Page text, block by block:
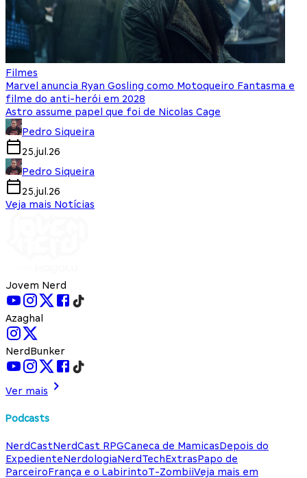
Filmes
Marvel anuncia Ryan Gosling como Motoqueiro Fantasma e
filme do anti-herói em 2028
Astro assume papel que foi de Nicolas Cage
Pedro Siqueira
25.jul.26
Pedro Siqueira
25.jul.26
Veja mais Notícias
Jovem Nerd
Azaghal
NerdBunker
Ver mais
Podcasts
NerdCastNerdCast RPGCaneca de MamicasDepois do
ExpedienteNerdologiaNerdTechExtrasPapo de
ParceiroFrança e o LabirintoT-ZombiiVeja mais em